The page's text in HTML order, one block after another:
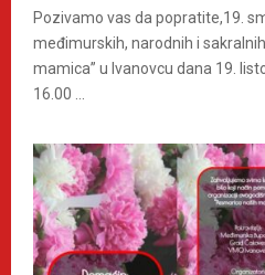
Pozivamo vas da popratite,19.
međimurskih, narodnih i
mamica” u Ivanovcu dana 19.
16.00 ...